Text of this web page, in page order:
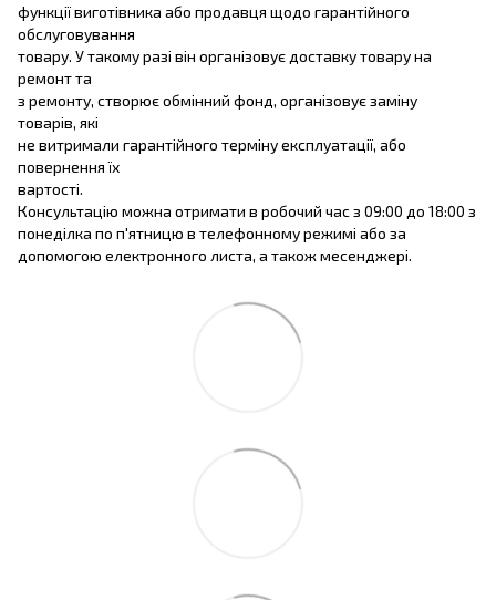
функції виготівника або продавця щодо гарантійного
обслуговування
товару. У такому разі він організовує доставку товару на
ремонт та
з ремонту, створює обмінний фонд, організовує заміну
товарів, які
не витримали гарантійного терміну експлуатації, або
повернення їх
вартості.
Консультацію можна отримати в робочий час з 09:00 до 18:00 з
понеділка по п'ятницю в телефонному режимі або за
допомогою електронного листа, а також месенджері.